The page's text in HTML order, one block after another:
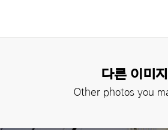
다른 이미지
Other photos you